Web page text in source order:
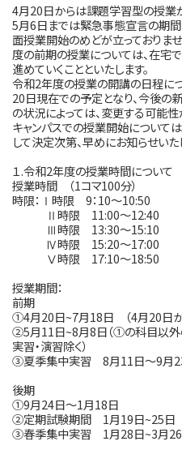
4月20日からは課題学習型の授業
5月6日までは緊急事態宣言の期間
面授業開始のめどが立っておりま
度の前期の授業については、在宅
進めていくことといたします。
令和2年度の授業の開講の日程につ
20日現在での予定となり、今後の
の状況によっては、変更する可能性
キャンパスでの授業開始について
して決定次第、早めにお知らせいた
１.令和2年度の授業時間について
授業時間 （1コマ100分）
時限：Ⅰ時限 9：10～10:50
Ⅱ時限 11:00～12:40
Ⅲ時限 13:30～15:10
Ⅳ時限 15:20～17:00
Ⅴ時限 17:10～18:50
授業期間：
前期
①4月20日~7月18日 （4月20日か
②5月11日~8月8日（①の科目以外
実習・演習除く）
③夏季集中実習 8月11日～9月23
後期
①9月24日～1月18日
②定期試験期間 1月19日~25日
③春季集中実習 1月28日~3月26